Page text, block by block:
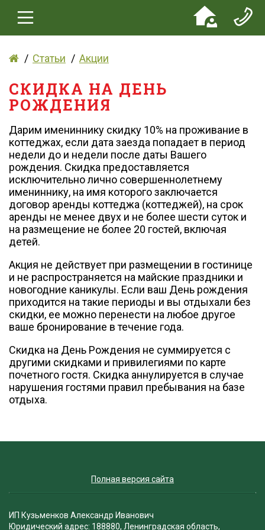
Статьи Акции
СКИДКА НА ДЕНЬ
РОЖДЕНИЯ
​Дарим имениннику скидку 10% на проживание в
коттеджах, если дата заезда попадает в период
недели до и недели после даты Вашего
рождения. Скидка предоставляется
исключительно лично совершеннолетнему
имениннику, на имя которого заключается
договор аренды коттеджа (коттеджей), на срок
аренды не менее двух и не более шести суток и
на размещение не более 20 гостей, включая
детей.
Акция не действует при размещении в гостинице
и не распространяется на майские праздники и
новогодние каникулы. Если ваш День рождения
приходится на такие периоды и вы отдыхали без
скидки, ее можно перенести на любое другое
ваше бронирование в течение года.
Скидка на День Рождения не суммируется с
другими скидками и привилегиями по карте
почетного гостя. Скидка аннулируется в случае
нарушения гостями правил пребывания на базе
отдыха.
Полная версия сайта
ИП Кузьменков Александр Иванович
Юридический адрес: 188880, Ленинградская область,